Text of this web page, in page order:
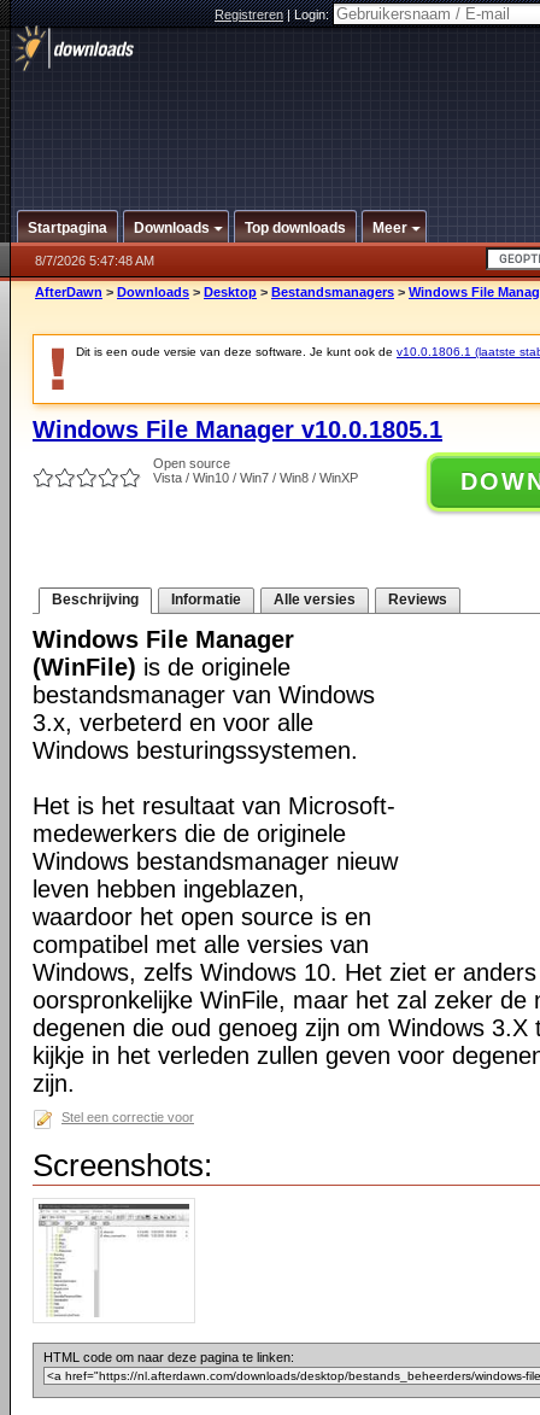
Registreren|Login:
Startpagina Downloads Top downloads Meer
8/7/2026 5:47:48 AM
AfterDawn > Downloads > Desktop > Bestandsmanagers > Windows File
Dit is een oude versie van deze software. Je kunt ook de v10.0.1806.1 (laatste
Windows File Manager v10.0.1805.1
Open source
Vista / Win10 / Win7 / Win8 / WinXP
Beschrijving Informatie Alle versies Reviews
Windows File Manager
(WinFile) is de originele
bestandsmanager van Windows
3.x, verbeterd en voor alle
Windows besturingssystemen.
Het is het resultaat van Microsoft-
medewerkers die de originele
Windows bestandsmanager nieuw
leven hebben ingeblazen,
waardoor het open source is en
compatibel met alle versies van
Windows, zelfs Windows 10. Het ziet er
oorspronkelijke WinFile, maar het zal zeker de
degenen die oud genoeg zijn om Windows 3.X
kijkje in het verleden zullen geven voor
zijn.
Stel een correctie voor
Screenshots:
HTML code om naar deze pagina te linken: